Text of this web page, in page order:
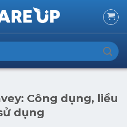
Công dụng, liều
dụng